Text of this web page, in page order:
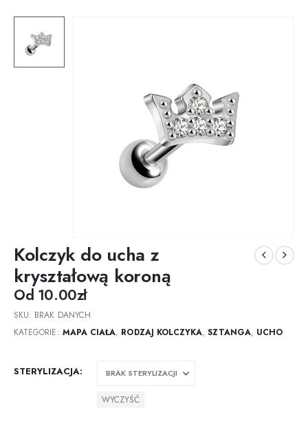
Kolczyk do ucha z
kryształową koroną
Od 10.00zł
SKU: BRAK DANYCH
KATEGORIE: MAPA CIAŁA, RODZAJ KOLCZYKA,SZTANGA, UCHO
STERYLIZACJA
WYCZYŚĆ